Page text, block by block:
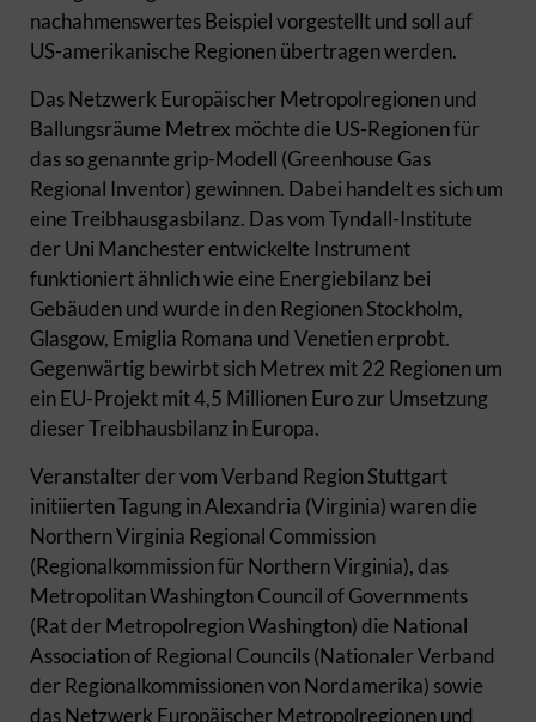
nachahmenswertes Beispiel vorgestellt und soll auf
US-amerikanische Regionen übertragen werden.
Das Netzwerk Europäischer Metropolregionen und
Ballungsräume Metrex möchte die US-Regionen für
das so genannte grip-Modell (Greenhouse Gas
Regional Inventor) gewinnen. Dabei handelt es sich um
eine Treibhausgasbilanz. Das vom Tyndall-Institute
der Uni Manchester entwickelte Instrument
funktioniert ähnlich wie eine Energiebilanz bei
Gebäuden und wurde in den Regionen Stockholm,
Glasgow, Emiglia Romana und Venetien erprobt.
Gegenwärtig bewirbt sich Metrex mit 22 Regionen um
ein EU-Projekt mit 4,5 Millionen Euro zur Umsetzung
dieser Treibhausbilanz in Europa.
Veranstalter der vom Verband Region Stuttgart
initiierten Tagung in Alexandria (Virginia) waren die
Northern Virginia Regional Commission
(Regionalkommission für Northern Virginia), das
Metropolitan Washington Council of Governments
(Rat der Metropolregion Washington) die National
Association of Regional Councils (Nationaler Verband
der Regionalkommissionen von Nordamerika) sowie
das Netzwerk Europäischer Metropolregionen und